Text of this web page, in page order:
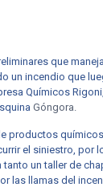
que
un incendio que
Químicos
Góngora.
productos
el siniestro, por
un taller de
las llamas del